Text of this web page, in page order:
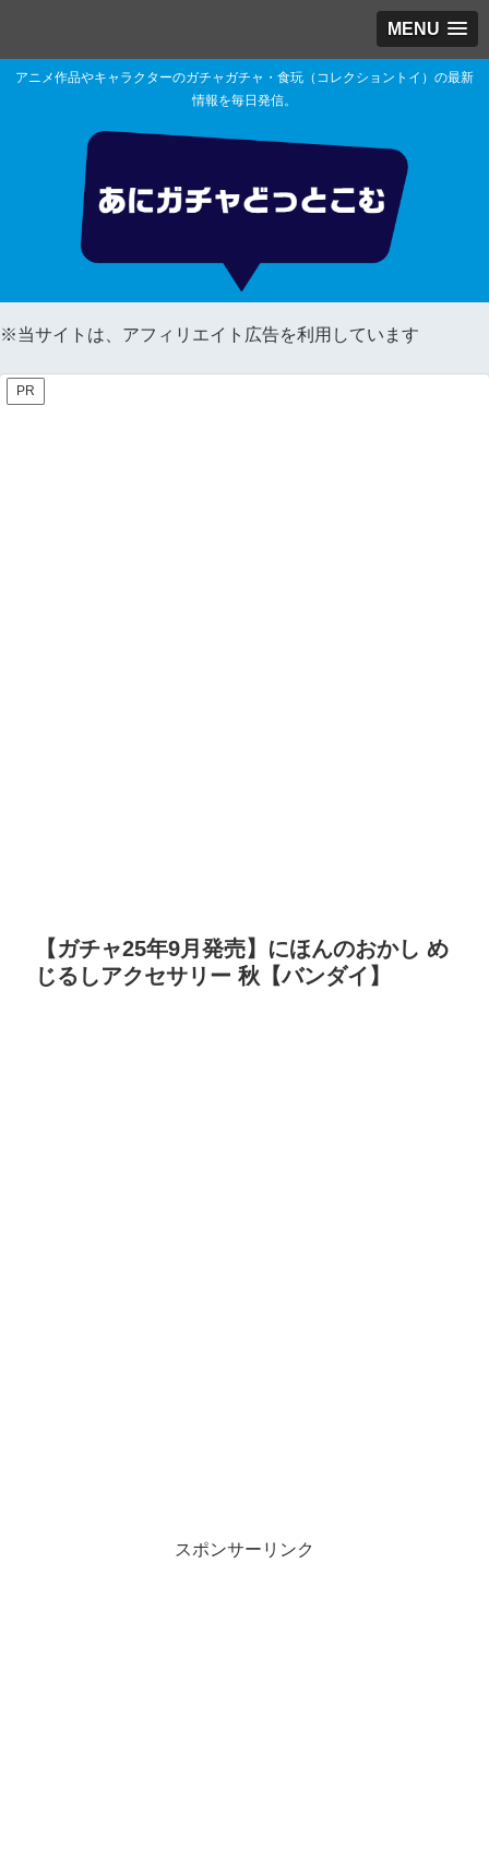
MENU
アニメ作品やキャラクターのガチャガチャ・食玩（コレクショントイ）の最新
情報を毎日発信。
※当サイトは、アフィリエイト広告を利用しています
PR
【ガチャ25年9月発売】にほんのおかし め
じるしアクセサリー 秋【バンダイ】
スポンサーリンク